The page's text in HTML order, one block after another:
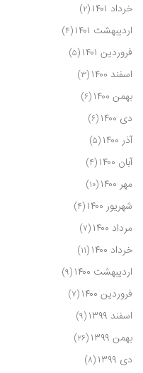
خرداد ۱۴۰۱ (۲)
اردیبهشت ۱۴۰۱ (۴)
فروردین ۱۴۰۱ (۵)
اسفند ۱۴۰۰ (۳)
بهمن ۱۴۰۰ (۶)
دی ۱۴۰۰ (۶)
آذر ۱۴۰۰ (۵)
آبان ۱۴۰۰ (۴)
مهر ۱۴۰۰ (۱۰)
شهریور ۱۴۰۰ (۴)
مرداد ۱۴۰۰ (۷)
خرداد ۱۴۰۰ (۱۱)
اردیبهشت ۱۴۰۰ (۹)
فروردین ۱۴۰۰ (۷)
اسفند ۱۳۹۹ (۹)
بهمن ۱۳۹۹ (۲۶)
دی ۱۳۹۹ (۸)